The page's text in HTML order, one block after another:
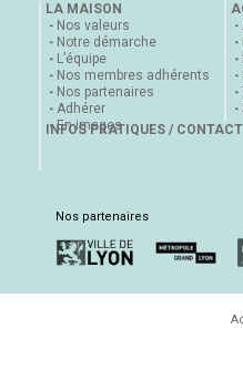
LA MAISON
Nos valeurs
Notre démarche
L’équipe
Nos membres adhérents
Nos partenaires
Adhérer
En images
INFOS PRATIQUES / CONTACT
Nos partenaires